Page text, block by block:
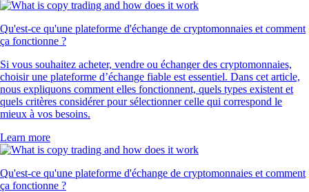
Qu'est-ce qu'une plateforme d'échange de cryptomonnaies et comment
ça fonctionne ?
Si vous souhaitez acheter, vendre ou échanger des cryptomonnaies,
choisir une plateforme d’échange fiable est essentiel. Dans cet article,
nous expliquons comment elles fonctionnent, quels types existent et
quels critères considérer pour sélectionner celle qui correspond le
mieux à vos besoins.
Learn more
Qu'est-ce qu'une plateforme d'échange de cryptomonnaies et comment
ça fonctionne ?